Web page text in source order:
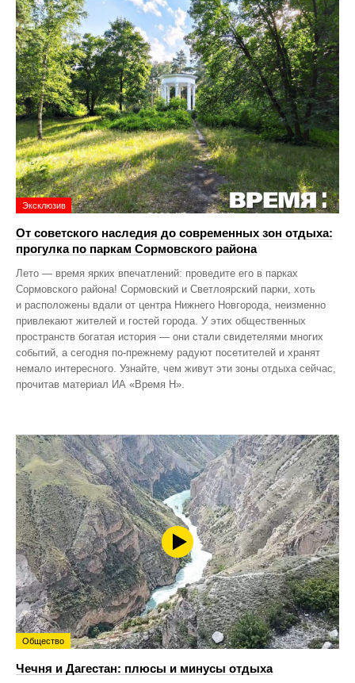
Эксклюзив
От советского наследия до современных зон отдыха:
прогулка по паркам Сормовского района
Лето — время ярких впечатлений: проведите его в парках
Сормовского района! Сормовский и Светлоярский парки, хоть
и расположены вдали от центра Нижнего Новгорода, неизменно
привлекают жителей и гостей города. У этих общественных
пространств богатая история — они стали свидетелями многих
событий, а сегодня по‑прежнему радуют посетителей и хранят
немало интересного. Узнайте, чем живут эти зоны отдыха сейчас,
прочитав материал ИА «Время Н».
Общество
Чечня и Дагестан: плюсы и минусы отдыха